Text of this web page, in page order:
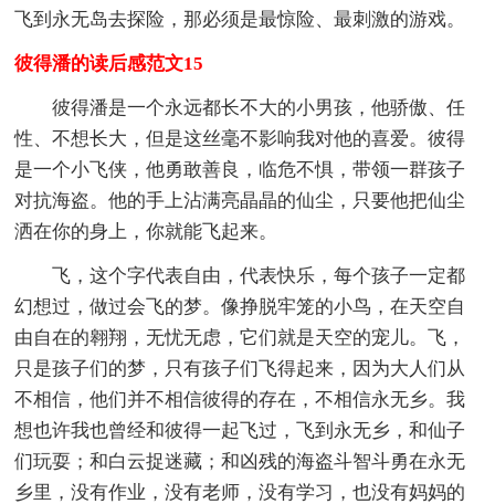
飞到永无岛去探险，那必须是最惊险、最刺激的游戏。
彼得潘的读后感范文15
彼得潘是一个永远都长不大的小男孩，他骄傲、任
性、不想长大，但是这丝毫不影响我对他的喜爱。彼得
是一个小飞侠，他勇敢善良，临危不惧，带领一群孩子
对抗海盗。他的手上沾满亮晶晶的仙尘，只要他把仙尘
洒在你的身上，你就能飞起来。
飞，这个字代表自由，代表快乐，每个孩子一定都
幻想过，做过会飞的梦。像挣脱牢笼的小鸟，在天空自
由自在的翱翔，无忧无虑，它们就是天空的宠儿。飞，
只是孩子们的梦，只有孩子们飞得起来，因为大人们从
不相信，他们并不相信彼得的存在，不相信永无乡。我
想也许我也曾经和彼得一起飞过，飞到永无乡，和仙子
们玩耍；和白云捉迷藏；和凶残的海盗斗智斗勇在永无
乡里，没有作业，没有老师，没有学习，也没有妈妈的